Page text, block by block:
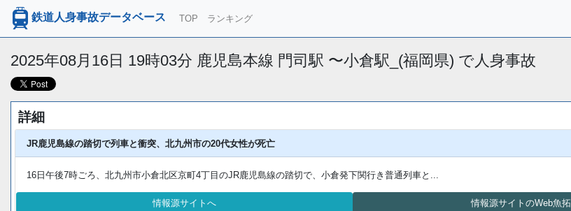
鉄道人身事故データベース TOP ランキング
2025年08月16日 19時03分 鹿児島本線 門司駅 〜小倉駅_(福岡県) で人身事故
詳細
JR鹿児島線の踏切で列車と衝突、北九州市の20代女性が死亡
16日午後7時ごろ、北九州市小倉北区京町4丁目のJR鹿児島線の踏切で、小倉発下関行き普通列車と...
情報源サイトへ 情報源サイトのWeb魚拓